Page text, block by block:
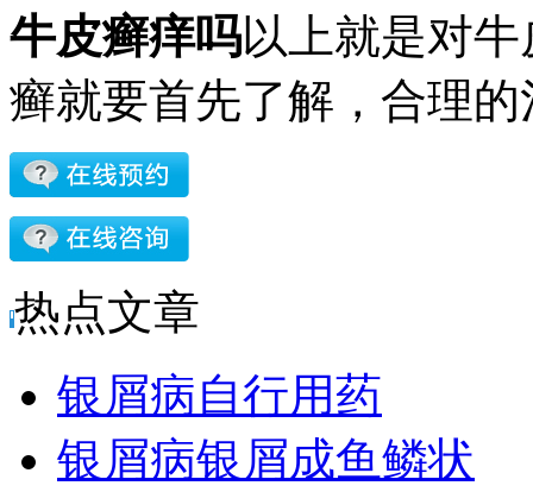
牛皮癣痒吗以上就是对
癣就要首先了解，合理
热点文章
银屑病自行用药
银屑病银屑成鱼鳞状